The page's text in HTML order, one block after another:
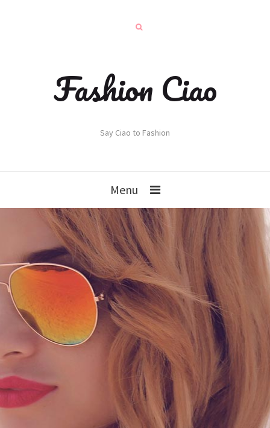
Fashion Ciao
Say Ciao to Fashion
Menu